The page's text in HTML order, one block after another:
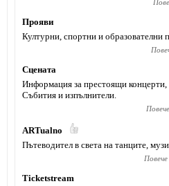
Прояви
Културни, спортни и образователни
Сцената
Информация за престоящи концерти,
Събития и изпълнители.
ARTualno
Пътеводител в света на танците,
Ticketstream